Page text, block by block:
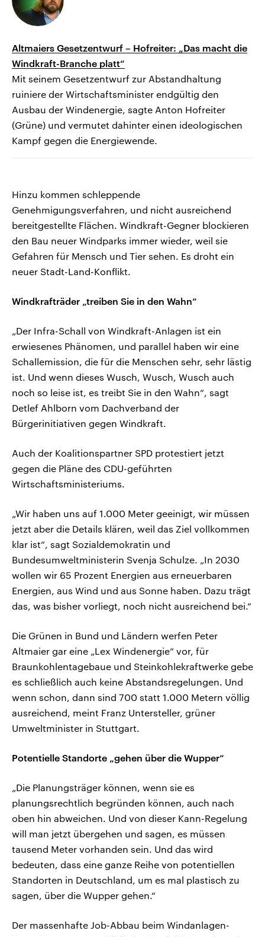
Altmaiers Gesetzentwurf – Hofreiter: „Das macht die
Windkraft-Branche platt“
Mit seinem Gesetzentwurf zur Abstandhaltung
ruiniere der Wirtschaftsminister endgültig den
Ausbau der Windenergie, sagte Anton Hofreiter
(Grüne) und vermutet dahinter einen ideologischen
Kampf gegen die Energiewende.
Hinzu kommen schleppende
Genehmigungsverfahren, und nicht ausreichend
bereitgestellte Flächen. Windkraft-Gegner blockieren
den Bau neuer Windparks immer wieder, weil sie
Gefahren für Mensch und Tier sehen. Es droht ein
neuer Stadt-Land-Konflikt.
Windkrafträder „treiben Sie in den Wahn“
„Der Infra-Schall von Windkraft-Anlagen ist ein
erwiesenes Phänomen, und parallel haben wir eine
Schallemission, die für die Menschen sehr, sehr lästig
ist. Und wenn dieses Wusch, Wusch, Wusch auch
noch so leise ist, es treibt Sie in den Wahn“, sagt
Detlef Ahlborn vom Dachverband der
Bürgerinitiativen gegen Windkraft.
Auch der Koalitionspartner SPD protestiert jetzt
gegen die Pläne des CDU-geführten
Wirtschaftsministeriums.
„Wir haben uns auf 1.000 Meter geeinigt, wir müssen
jetzt aber die Details klären, weil das Ziel vollkommen
klar ist“, sagt Sozialdemokratin und
Bundesumweltministerin Svenja Schulze. „In 2030
wollen wir 65 Prozent Energien aus erneuerbaren
Energien, aus Wind und aus Sonne haben. Dazu trägt
das, was bisher vorliegt, noch nicht ausreichend bei.“
Die Grünen in Bund und Ländern werfen Peter
Altmaier gar eine „Lex Windenergie“ vor, für
Braunkohlentagebaue und Steinkohlekraftwerke gebe
es schließlich auch keine Abstandsregelungen. Und
wenn schon, dann sind 700 statt 1.000 Metern völlig
ausreichend, meint Franz Untersteller, grüner
Umweltminister in Stuttgart.
Potentielle Standorte „gehen über die Wupper“
„Die Planungsträger können, wenn sie es
planungsrechtlich begründen können, auch nach
oben hin abweichen. Und von dieser Kann-Regelung
will man jetzt übergehen und sagen, es müssen
tausend Meter vorhanden sein. Und das wird
bedeuten, dass eine ganze Reihe von potentiellen
Standorten in Deutschland, um es mal plastisch zu
sagen, über die Wupper gehen.“
Der massenhafte Job-Abbau beim Windanlagen-